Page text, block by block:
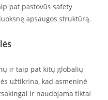
pat pastovūs safety
apsaugos struktūrą.
ir taip pat kitų globalių
užtikrina, kad asmeninė
ir naudojama tiktai